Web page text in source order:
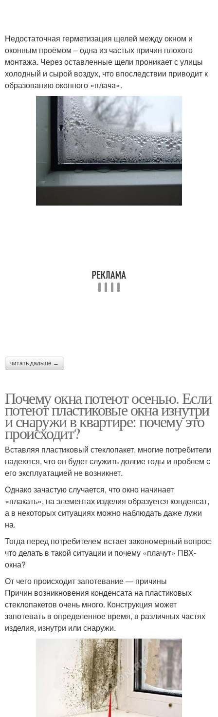
Недостаточная герметизация щелей между окном и
оконным проёмом – одна из частых причин плохого
монтажа. Через оставленные щели проникает с улицы
холодный и сырой воздух, что впоследствии приводит к
образованию оконного «плача».
читать дальше →
Почему окна потеют осенью. Если
потеют пластиковые окна изнутри
и снаружи в квартире: почему это
происходит?
Вставляя пластиковый стеклопакет, многие потребители
надеются, что он будет служить долгие годы и проблем с
его эксплуатацией не возникнет.
Однако зачастую случается, что окно начинает
«плакать», на элементах изделия образуется конденсат,
а в некоторых ситуациях можно наблюдать даже лужи
на.
Тогда перед потребителем встает закономерный вопрос:
что делать в такой ситуации и почему «плачут» ПВХ-
окна?
От чего происходит запотевание — причины
Причин возникновения конденсата на пластиковых
стеклопакетов очень много. Конструкция может
запотевать в определенное время, в различных частях
изделия, изнутри или снаружи.